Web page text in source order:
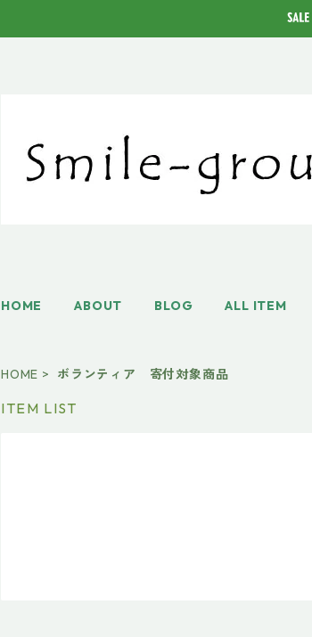
HOME ABOUT BLOG ALL ITEM
HOME ボランティア 寄付対象商品
ITEM LIST